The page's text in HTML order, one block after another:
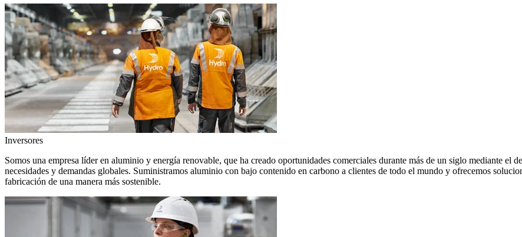
Inversores
Somos una empresa líder en aluminio y energía renovable, que ha creado oportunidades comerciales durante más de un siglo mediante el
necesidades y demandas globales. Suministramos aluminio con bajo contenido en carbono a clientes de todo el mundo y ofrecemos
fabricación de una manera más sostenible.